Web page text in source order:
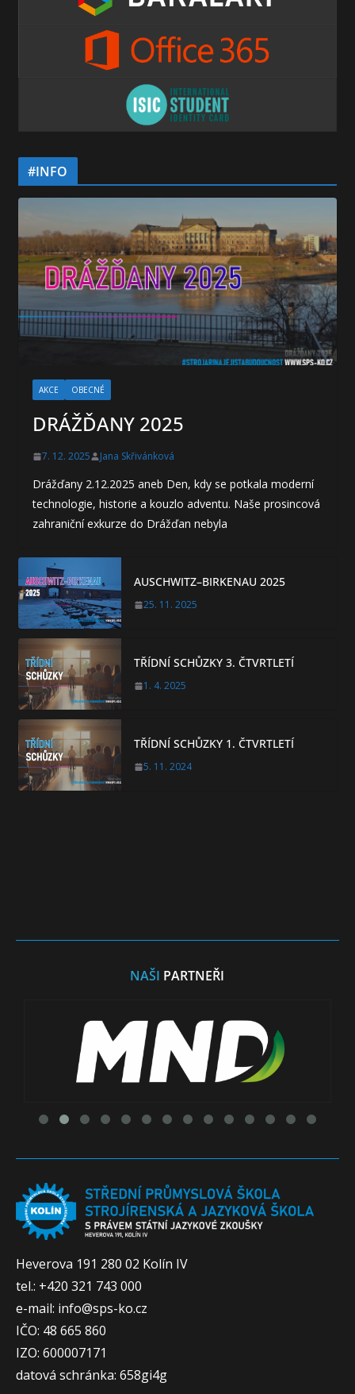
#INFO
AKCE OBECNÉ
DRÁŽĎANY 2025
7. 12. 2025 Jana Skřivánková
Drážďany 2.12.2025 aneb Den, kdy se potkala moderní
technologie, historie a kouzlo adventu. Naše prosincová
zahraniční exkurze do Drážďan nebyla
AUSCHWITZ–BIRKENAU 2025
25. 11. 2025
TŘÍDNÍ SCHŮZKY 3. ČTVRTLETÍ
1. 4. 2025
TŘÍDNÍ SCHŮZKY 1. ČTVRTLETÍ
5. 11. 2024
NAŠI PARTNEŘI
Heverova 191 280 02 Kolín IV
tel.: +420 321 743 000
e-mail: info@sps-ko.cz
IČO: 48 665 860
IZO: 600007171
datová schránka: 658gi4g